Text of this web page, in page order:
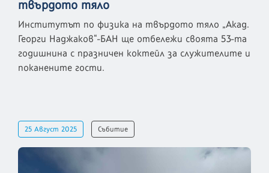
твърдото тяло
Институтът по физика на твърдото тяло „Акад.
Георги Наджаков“-БАН ще отбележи своята 53-та
годишнина с празничен коктейл за служителите и
поканените гости.
25 Август 2025 Събитие